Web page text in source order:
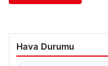
Hava Durumu